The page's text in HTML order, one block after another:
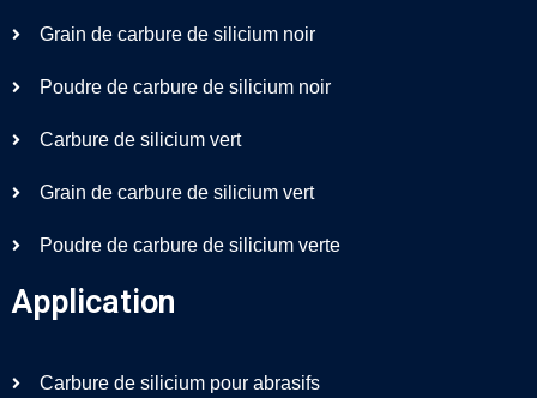
Grain de carbure de silicium noir
Poudre de carbure de silicium noir
Carbure de silicium vert
Grain de carbure de silicium vert
Poudre de carbure de silicium verte
Application
Carbure de silicium pour abrasifs